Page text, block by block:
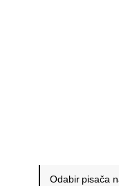
Odabir pisača